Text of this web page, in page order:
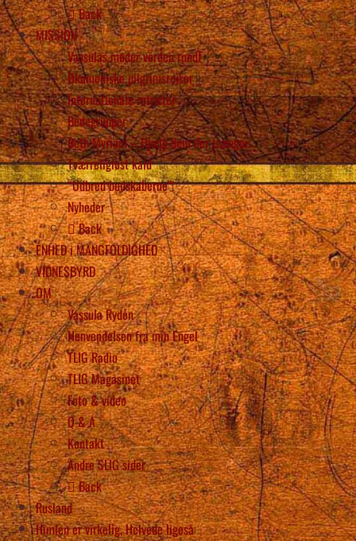
Back
MISSION
Vassulas møder verden rundt
Økumeniske pilgrimsrejser
Internationale retræter
Bedegrupper
Beth Myriam – Hjælp dem der trænger
Tværreligiøst kald
“Udbred budskaberne”!
Nyheder
Back
ENHED i MANGFOLDIGHED
VIDNESBYRD
OM
Vassula Rydén
Henvendelsen fra min Engel
TLIG Radio
TLIG Magasinet
Foto & video
Q & A
Kontakt
Andre SLIG sider
Back
Rusland
Himlen er virkelig, Helvede ligeså